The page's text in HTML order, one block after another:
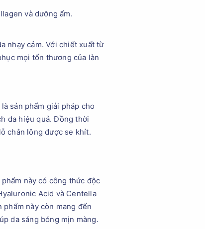
và dưỡng ẩm.
nhạy cảm. Với chiết xuất từ
mọi tổn thương của làn
sản phẩm giải pháp cho
da hiệu quả. Đồng thời
chân lông được se khít.
phẩm này có công thức độc
Acid và Centella
này còn mang đến
da sáng bóng mịn màng.